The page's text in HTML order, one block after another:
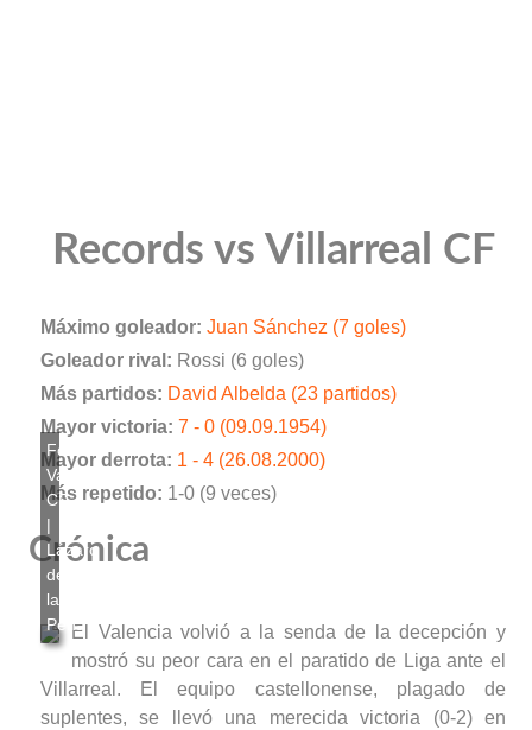
Records vs Villarreal CF
Máximo goleador: Juan Sánchez (7 goles)
Goleador rival: Rossi (6 goles)
Más partidos: David Albelda (23 partidos)
Mayor victoria: 7 - 0 (09.09.1954)
Mayor derrota: 1 - 4 (26.08.2000)
Más repetido: 1-0 (9 veces)
Crónica
El Valencia volvió a la senda de la decepción y
mostró su peor cara en el paratido de Liga ante el
Villarreal. El equipo castellonense, plagado de
suplentes, se llevó una merecida victoria (0-2) en